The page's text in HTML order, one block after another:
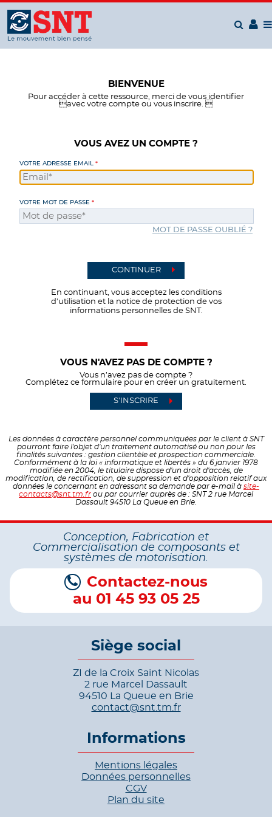
BIENVENUE
Pour accéder à cette ressource, merci de vous identifier
avec votre compte ou vous inscrire. 
VOUS AVEZ UN COMPTE ?
VOTRE ADRESSE EMAIL
VOTRE MOT DE PASSE
MOT DE PASSE OUBLIÉ ?
CONTINUER
En continuant, vous acceptez les conditions
d'utilisation et la notice de protection de vos
informations personnelles de SNT.
VOUS N'AVEZ PAS DE COMPTE ?
Vous n’avez pas de compte ?
Complétez ce formulaire pour en créer un gratuitement.
S'INSCRIRE
Les données à caractère personnel communiquées par le client à SNT
pourront faire l'objet d'un traitement automatisé ou non pour les
finalités suivantes : gestion clientèle et prospection commerciale.
Conformément à la loi « informatique et libertés » du 6 janvier 1978
modifiée en 2004, le titulaire dispose d'un droit d'accès, de
modification, de rectification, de suppression et d'opposition relatif aux
données le concernant en adressant sa demande par e-mail à site-
contacts@snt.tm.fr ou par courrier auprès de : SNT 2 rue Marcel
Dassault 94510 La Queue en Brie.
Conception, Fabrication et
Commercialisation de composants et
systèmes de motorisation.
Contactez-nous
au 01 45 93 05 25
Siège social
ZI de la Croix Saint Nicolas
2 rue Marcel Dassault
94510 La Queue en Brie
contact@snt.tm.fr
Informations
Mentions légales
Données personnelles
CGV
Plan du site
Panneau de gestion des cookies